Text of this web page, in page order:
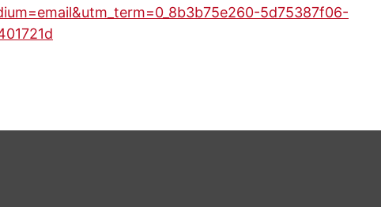
5d75387f06-